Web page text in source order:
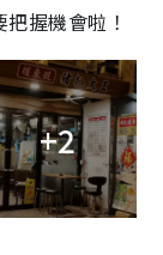
握機會啦！
+2